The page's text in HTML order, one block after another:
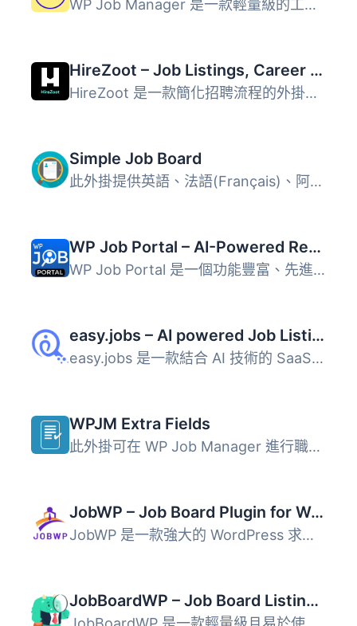
WP Job Manager 是一款輕量級的工作列表外掛，可將類似招聘網...
HireZoot – Job Listings, Career Page & Recruitment Tool
HireZoot 是一款簡化招聘流程的外掛，讓使用者能夠輕鬆新增職...
Simple Job Board
此外掛提供英語、法語(Français)、阿拉伯語(العربية)、巴西葡...
WP Job Portal – AI-Powered Recruitment System for Company or Job Board website
WP Job Portal 是一個功能豐富、先進的招聘外掛，提供華麗的...
easy.jobs – AI powered Job Listing, Job Board, Career Page, Recruitment & Hiring Solution
easy.jobs 是一款結合 AI 技術的 SaaS 招募解決方案，可直接...
WPJM Extra Fields
此外掛可在 WP Job Manager 進行職缺提交的前端和職缺管理的...
JobWP – Job Board Plugin for WordPress | Job Listings, Career Page & Applications
JobWP 是一款強大的 WordPress 求職板外掛，專為需要專業職缺...
JobBoardWP – Job Board Listings and Submissions